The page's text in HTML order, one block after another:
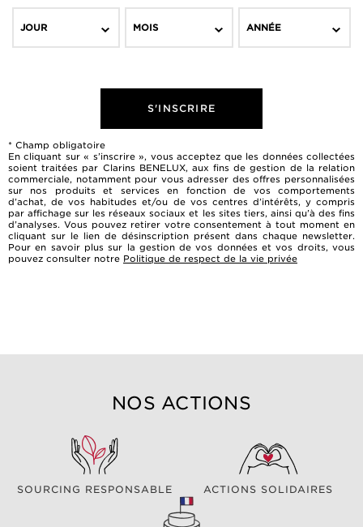
JOUR MOIS ANNÉE
S'INSCRIRE
* Champ obligatoire
En cliquant sur « s’inscrire », vous acceptez que les données collectées
soient traitées par Clarins BENELUX, aux fins de gestion de la relation
commerciale, notamment pour vous adresser des offres personnalisées
sur nos produits et services en fonction de vos comportements
d’achat, de vos habitudes et/ou de vos centres d’intérêts, y compris
par affichage sur les réseaux sociaux et les sites tiers, ainsi qu’à des fins
d’analyses. Vous pouvez retirer votre consentement à tout moment en
cliquant sur le lien de désinscription présent dans chaque newsletter.
Pour en savoir plus sur la gestion de vos données et vos droits, vous
pouvez consulter notre Politique de respect de la vie privée
NOS ACTIONS
SOURCING RESPONSABLE ACTIONS SOLIDAIRES